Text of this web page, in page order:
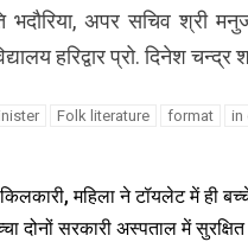
भदौरिया, अपर सचिव श्री
हरिद्वार प्रो. दिनेश
Folk literature format in
महिला ने टॉयलेट में ही
दोनों सरकारी अस्पताल में सुरक्षित